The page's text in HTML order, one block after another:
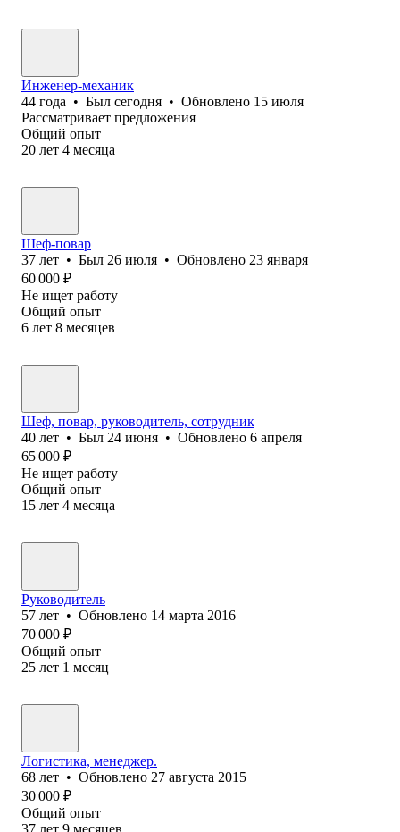
Инженер-механик
44 года • Был сегодня • Обновлено 15 июля
Рассматривает предложения
Общий опыт
20 лет 4 месяца
Шеф-повар
37 лет • Был 26 июля • Обновлено 23 января
60 000 ₽
Не ищет работу
Общий опыт
6 лет 8 месяцев
Шеф, повар, руководитель, сотрудник
40 лет • Был 24 июня • Обновлено 6 апреля
65 000 ₽
Не ищет работу
Общий опыт
15 лет 4 месяца
Руководитель
57 лет • Обновлено 14 марта 2016
70 000 ₽
Общий опыт
25 лет 1 месяц
Логистика, менеджер.
68 лет • Обновлено 27 августа 2015
30 000 ₽
Общий опыт
37 лет 9 месяцев